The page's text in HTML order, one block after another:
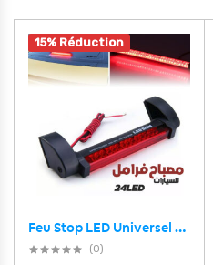
15% Réduction
Feu Stop LED Universel 24LED – مصباح فرامل مركزي عالي السطوع
(0)